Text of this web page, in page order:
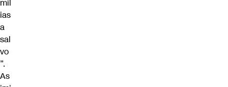
mil
ias
a
sal
vo
”.
As